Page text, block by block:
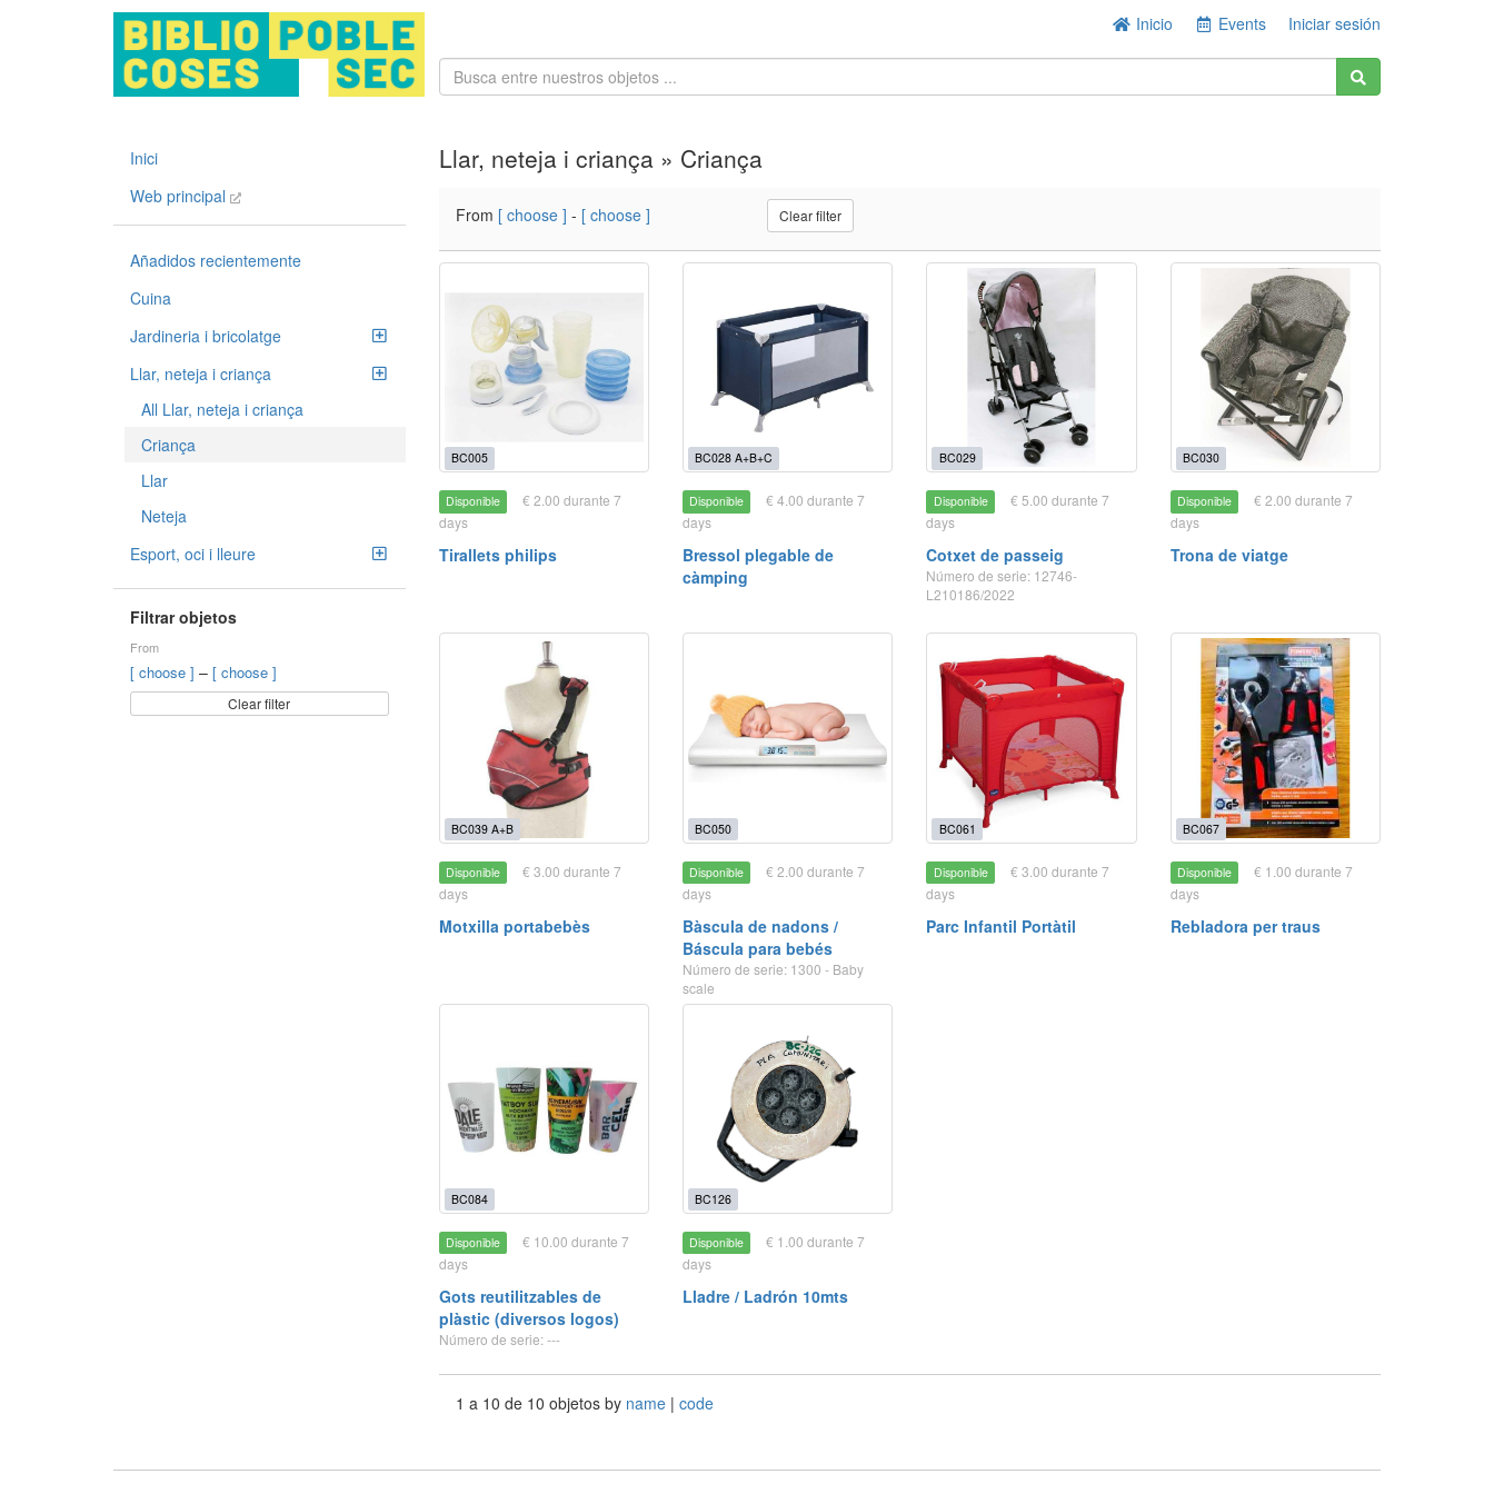
Inicio Events Iniciar sesión
Inici
Web principal
Añadidos recientemente
Cuina
Jardineria i bricolatge
Llar, neteja i criança
All Llar, neteja i criança
Criança
Llar
Neteja
Esport, oci i lleure
Filtrar objetos
From
[ choose ] – [ choose ]
Clear filter
Llar, neteja i criança » Criança
From [ choose ] - [ choose ] Clear filter
BC005
Disponible
€ 2.00 durante 7
days
Tirallets philips
BC028 A+B+C
Disponible
€ 4.00 durante 7
days
Bressol plegable de
càmping
BC029
Disponible
€ 5.00 durante 7
days
Cotxet de passeig
Número de serie: 12746-
L210186/2022
BC030
Disponible
€ 2.00 durante 7
days
Trona de viatge
BC039 A+B
Disponible
€ 3.00 durante 7
days
Motxilla portabebès
BC050
Disponible
€ 2.00 durante 7
days
Bàscula de nadons /
Báscula para bebés
Número de serie: 1300 - Baby
scale
BC061
Disponible
€ 3.00 durante 7
days
Parc Infantil Portàtil
BC067
Disponible
€ 1.00 durante 7
days
Rebladora per traus
BC084
Disponible
€ 10.00 durante 7
days
Gots reutilitzables de
plàstic (diversos logos)
Número de serie: ---
BC126
Disponible
€ 1.00 durante 7
days
Lladre / Ladrón 10mts
1 a 10 de 10 objetos by name | code